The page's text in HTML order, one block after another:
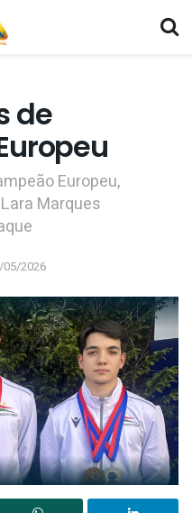
de
Europeu,
Marques
05/2026